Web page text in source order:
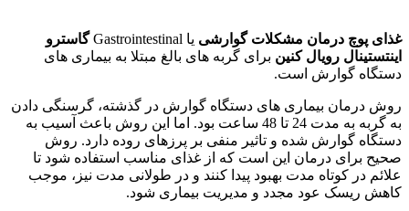
غذای پوچ درمان مشکلات گوارشی یا Gastrointestinal
گاسترو
اینتستینال رویال کنین برای گربه های بالغ مبتلا به بیماری های
دستگاه گوارش است.
روش درمان بیماری های دستگاه گوارش در گذشته، گرسنگی دادن
به گربه به مدت 24 تا 48 ساعت بود. اما این روش باعث آسیب به
دستگاه گوارش شده و تاثیر منفی بر پرزهای روده دارد. روش
صحیح برای درمان این است که از غذای مناسب استفاده شود تا
علائم در کوتاه مدت بهبود پیدا کنند و در طولانی مدت نیز، موجب
کاهش ریسک عود مجدد و مدیریت بیماری شود.